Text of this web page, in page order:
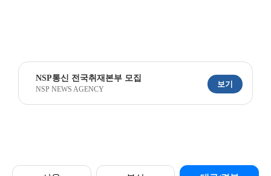
NSP통신 전국취재본부 모집
NSP NEWS AGENCY
보기